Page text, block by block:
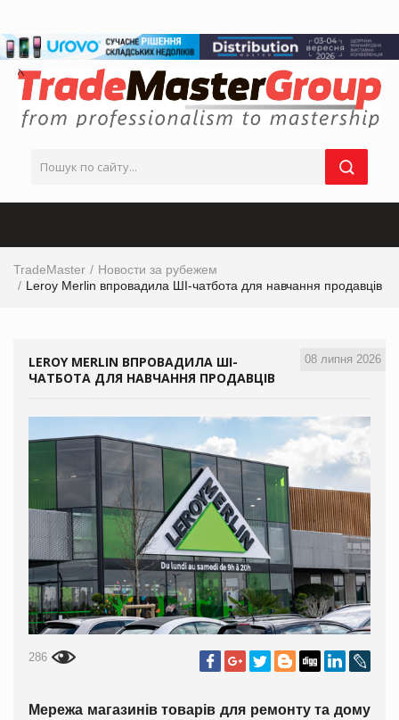
TradeMaster
Новости за рубежем
Leroy Merlin впровадила ШІ-чатбота для навчання продавців
08 липня 2026
LEROY MERLIN ВПРОВАДИЛА ШІ-
ЧАТБОТА ДЛЯ НАВЧАННЯ ПРОДАВЦІВ
286
Мережа магазинів товарів для ремонту та дому